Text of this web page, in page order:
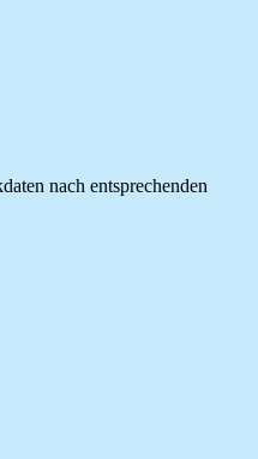
nach entsprechenden